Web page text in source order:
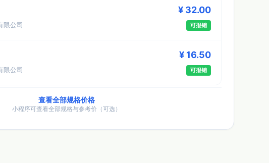
限公司
¥ 32.00
可报销
限公司
¥ 16.50
可报销
查看全部规格价格
小程序可查看全部规格与参考价（可选）